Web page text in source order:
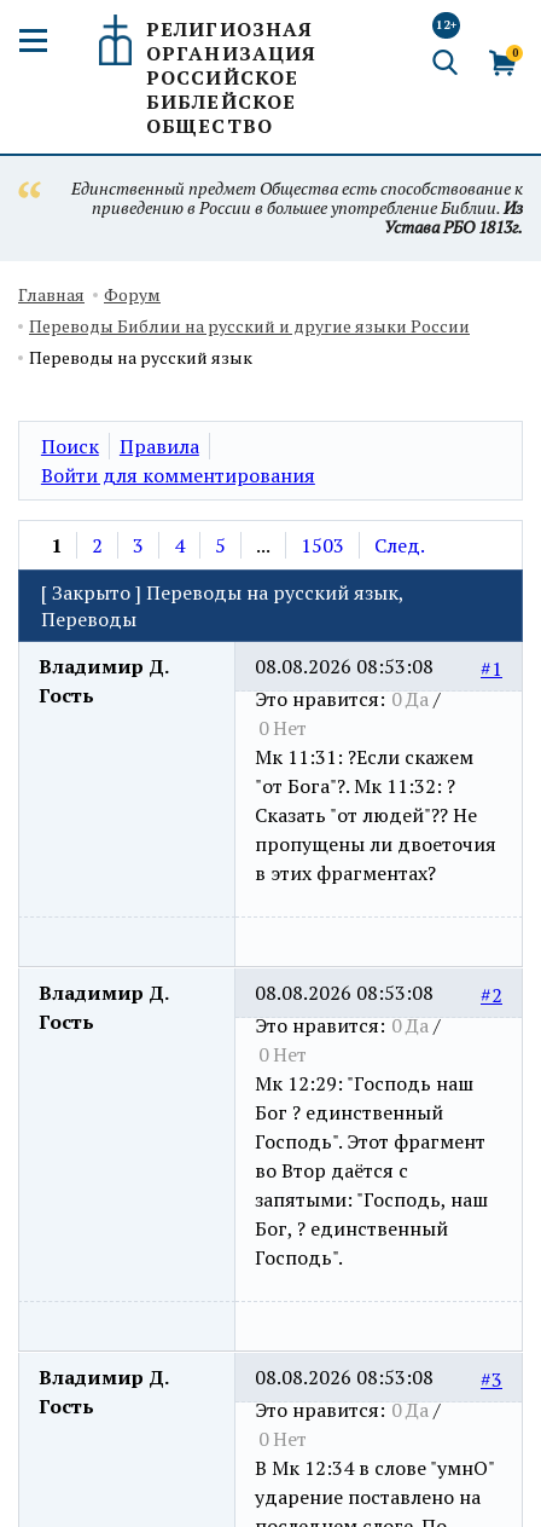
РЕЛИГИОЗНАЯ
ОРГАНИЗАЦИЯ
РОССИЙСКОЕ
БИБЛЕЙСКОЕ
ОБЩЕСТВО
12+
0
Единственный предмет Общества есть способствование к
приведению в России в большее употребление Библии.Из
Устава РБО 1813г.
Главная
Форум
Переводы Библии на русский и другие языки России
Переводы на русский язык
Поиск
Правила
Войти для комментирования
1 2 3 4 5 ... 1503
След.
[Закрыто] Переводы на русский язык,
Переводы
Владимир Д.
Гость
#1
Это нравится: 0Да/
0Нет
08.08.2026 08:53:08
Мк 11:31: ?Если скажем
"от Бога"?. Мк 11:32: ?
Сказать "от людей"?? Не
пропущены ли двоеточия
в этих фрагментах?
Владимир Д.
Гость
#2
Это нравится: 0Да/
0Нет
08.08.2026 08:53:08
Мк 12:29: "Господь наш
Бог ? единственный
Господь". Этот фрагмент
во Втор даётся с
запятыми: "Господь, наш
Бог, ? единственный
Господь".
Владимир Д.
Гость
#3
Это нравится: 0Да/
0Нет
08.08.2026 08:53:08
В Мк 12:34 в слове "умнО"
ударение поставлено на